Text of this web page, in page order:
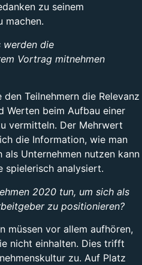
zu seinem
machen.
werden die
Vortrag mitnehmen
den Teilnehmern die Relevanz
Werten beim Aufbau einer
vermitteln. Der Mehrwert
die Information, wie man
Unternehmen nutzen kann
spielerisch analysiert.
2020 tun, um sich als
zu positionieren?
müssen vor allem aufhören,
nicht einhalten. Dies trifft
zu. Auf Platz